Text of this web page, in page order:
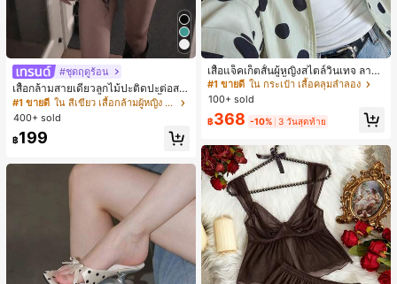
#ชุดฤดูร้อน
เสื้อกล้ามสายเดี่ยวลูกไม้ปะติดปะต่อสไ
ตล์เกาหลี, สุนทรียศาสตร์ Y2K, เสื้อผ้าส
ตรีทแวร์ลำลองฤดูร้อน
#1 ขายดี
ใน สีเขียว เสื้อกล้ามผู้หญิง & Camis
400+ sold
฿199
เสื้อแจ็คเก็ตสั้นผู้หญิงสไตล์วินเทจ ลายจุ
ดขนาดใหญ่ คอตั้ง เอวเข้ารูป แขนพอง
ทรงหลวม แฟชั่นอเนกประสงค์ สำหรับใ
ส่ประจำวันและไปเที่ยวพักผ่อน
#1 ขายดี
ใน กระเป๋า เสื้อคลุมลำลอง
ลูกค้ากลับมาซื้อซ้ำ!
#1 ขายดี ใน กระเป๋า เสื้อคลุมลำลอง
ลูกค้ากลับมาซื้อซ้ำ!
#1 ขายดี ใน กระเป๋า เสื้อคลุมลำลอง
ลูกค้ากลับมาซื้อซ้ำ!
#1 ขายดี
ใน กระเป๋า เสื้อคลุมลำลอง
100+ sold
฿368 -10% 3 วันสุดท้าย